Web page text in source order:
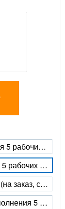
140x210 см (на заказ, срок выполнения 5 рабочих дней)
90x135 см (на заказ, срок выполнения 5 рабочих дней)
90х135 см двухсторонний с бахромой (на заказ, срок выполнения 5 рабочих дней)
90х135 см на сетке (на заказ, срок выполнения 5 рабочих дней)